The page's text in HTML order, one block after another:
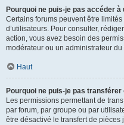
Pourquoi ne puis-je pas accéder à
Certains forums peuvent être
d’utilisateurs. Pour consulter,
action, vous avez besoin des
modérateur ou un administrateur
Haut
Pourquoi ne puis-je pas
Les permissions permettant de
par forum, par groupe ou par
être désactivé le transfert de